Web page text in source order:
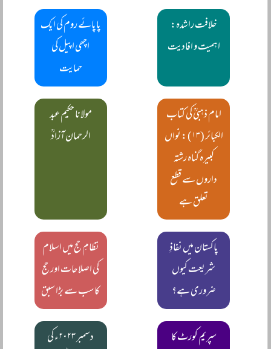
خلافت راشدہ:
اہمیت و افادیت
پاپائے روم کی ایک
اچھی اپیل کی
حمایت
امام ذہبیؒ کی کتاب
الکبائر (۱۳) : نواں
کبیرہ گناہ رشتہ
داروں سے قطع
تعلق ہے
مولانا حکیم عبد
الرحمان آزادؒ
پاکستان میں نفاذِ
شریعت کیوں
ضروری ہے؟
نظامِ حج میں اسلام
کی اصلاحات اور حج
کا سب سے بڑا سبق
سپریم کورٹ کا
دسمبر ۲۰۲۳ء کی